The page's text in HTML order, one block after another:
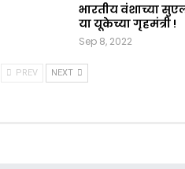
भारतीय वंशाच्या
या यूकेच्या गृहमंत्री !
Sep 8, 2022
PREV NEXT